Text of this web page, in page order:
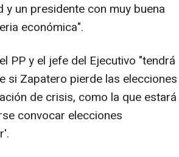
un presidente con muy buena
económica".
PP y el jefe del Ejecutivo "tendrá
si Zapatero pierde las elecciones
de crisis, como la que estará
convocar elecciones